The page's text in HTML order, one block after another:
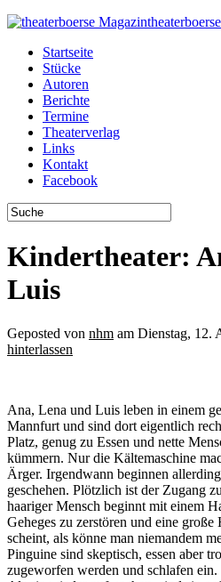
Startseite
Stücke
Autoren
Berichte
Termine
Theaterverlag
Links
Kontakt
Facebook
Kindertheater:
Luis
Geposted von nhm am Dienstag, 12.
hinterlassen
Ana, Lena und Luis leben in einem
Mannfurt und sind dort eigentlich
Platz, genug zu Essen und nette
kümmern. Nur die Kältemaschine
Ärger. Irgendwann beginnen
geschehen. Plötzlich ist der Zugang
haariger Mensch beginnt mit einem
Geheges zu zerstören und eine
scheint, als könne man niemandem
Pinguine sind skeptisch, essen aber
zugeworfen werden und schlafen ein.